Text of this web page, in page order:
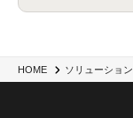
HOME ソリューション